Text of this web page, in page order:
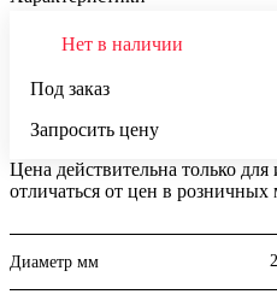
Нет в наличии
Под заказ
Запросить цену
Цена действительна только
отличаться от цен в розничных
Диаметр мм